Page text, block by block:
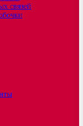
связей